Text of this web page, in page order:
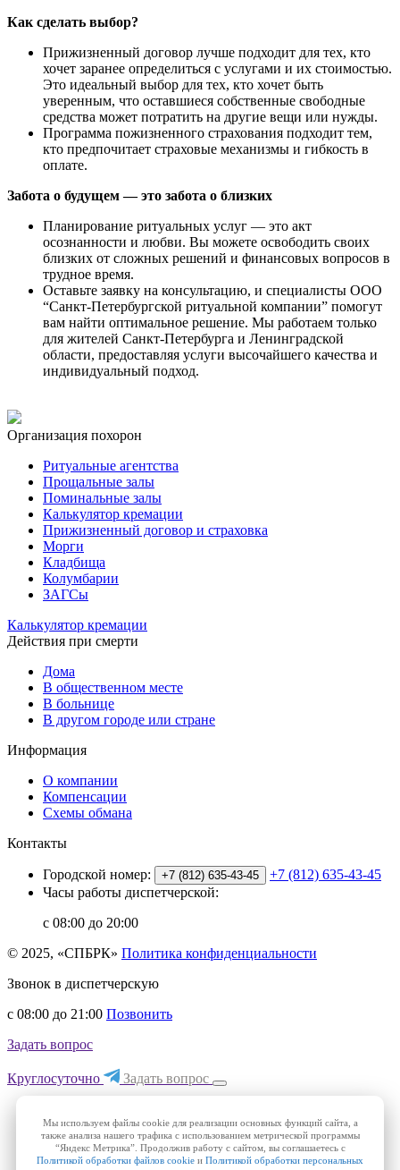
Как сделать выбор?
Прижизненный договор лучше подходит для тех, кто
хочет заранее определиться с услугами и их стоимостью.
Это идеальный выбор для тех, кто хочет быть
уверенным, что оставшиеся собственные свободные
средства может потратить на другие вещи или нужды.
Программа пожизненного страхования подходит тем,
кто предпочитает страховые механизмы и гибкость в
оплате.
Забота о будущем — это забота о близких
Планирование ритуальных услуг — это акт
осознанности и любви. Вы можете освободить своих
близких от сложных решений и финансовых вопросов в
трудное время.
Оставьте заявку на консультацию, и специалисты ООО
“Санкт-Петербургской ритуальной компании” помогут
вам найти оптимальное решение. Мы работаем только
для жителей Санкт-Петербурга и Ленинградской
области, предоставляя услуги высочайшего качества и
индивидуальный подход.
Организация похорон
Ритуальные агентства
Прощальные залы
Поминальные залы
Калькулятор кремации
Прижизненный договор и страховка
Морги
Кладбища
Колумбарии
ЗАГСы
Калькулятор кремации
Действия при смерти
Дома
В общественном месте
В больнице
В другом городе или стране
Информация
О компании
Компенсации
Схемы обмана
Контакты
Городской номер: +7 (812) 635-43-45
+7 (812) 635-43-45
Часы работы диспетчерской:
с 08:00 до 20:00
© 2025, «СПБРК» Политика конфиденциальности
Звонок в диспетчерскую
с 08:00 до 21:00 Позвонить
Задать вопрос
Круглосуточно Задать вопрос
Мы используем файлы cookie для реализации основных функций сайта, а
также анализа нашего трафика с использованием метрической программы
“Яндекс Метрика”. Продолжив работу с сайтом, вы соглашаетесь с
Политикой обработки файлов cookie и Политикой обработки персональных